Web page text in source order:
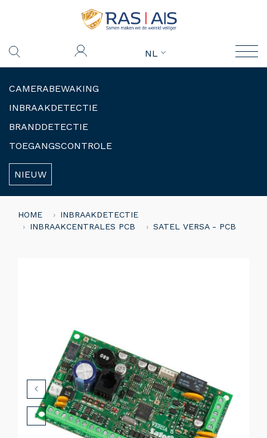
NL
CAMERABEWAKING
INBRAAKDETECTIE
BRANDDETECTIE
TOEGANGSCONTROLE
NIEUW
HOME
INBRAAKDETECTIE
INBRAAKCENTRALES PCB
SATEL VERSA - PCB